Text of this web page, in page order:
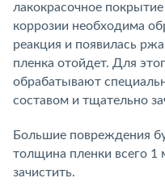
лакокрасочное
коррозии необходима
реакция и появилась
пленка отойдет. Для
обрабатывают
составом и тщательно
Большие повреждения
толщина пленки всего 1
зачистить.